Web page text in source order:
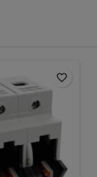
favorite_border